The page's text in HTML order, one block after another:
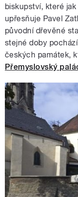
biskupství, které
upřesňuje Pavel
původní dřevěné
stejné doby
českých památek,
Přemyslovský